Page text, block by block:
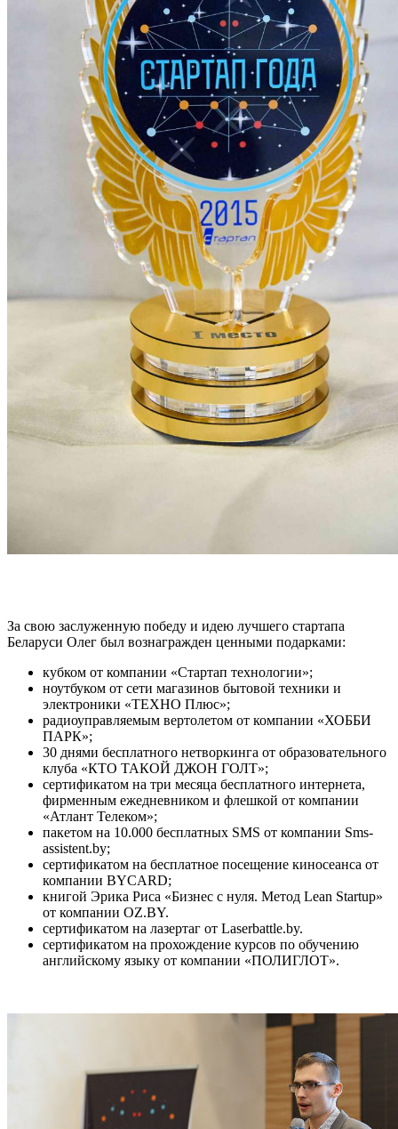
За свою заслуженную победу и идею лучшего стартапа
Беларуси Олег был вознагражден ценными подарками:
кубком от компании «Стартап технологии»;
ноутбуком от сети магазинов бытовой техники и
электроники «ТЕХНО Плюс»;
радиоуправляемым вертолетом от компании «ХОББИ
ПАРК»;
30 днями бесплатного нетворкинга от образовательного
клуба «КТО ТАКОЙ ДЖОН ГОЛТ»;
сертификатом на три месяца бесплатного интернета,
фирменным ежедневником и флешкой от компании
«Атлант Телеком»;
пакетом на 10.000 бесплатных SMS от компании Sms-
assistent.by;
сертификатом на бесплатное посещение киносеанса от
компании BYCARD;
книгой Эрика Риса «Бизнес с нуля. Метод Lean Startup»
от компании OZ.BY.
сертификатом на лазертаг от Laserbattle.by.
сертификатом на прохождение курсов по обучению
английскому языку от компании «ПОЛИГЛОТ».